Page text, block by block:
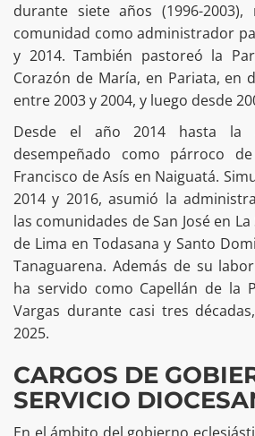
durante siete años (1996-
comunidad como administrador
y 2014. También pastoreó la
Corazón de María, en Pariata, en
entre 2003 y 2004, y luego desde
Desde el año 2014 hasta la
desempeñado como párroco
Francisco de Asís en Naiguatá.
2014 y 2016, asumió la
las comunidades de San José en La
de Lima en Todasana y Santo
Tanaguarena. Además de su
ha servido como Capellán de la
Vargas durante casi tres
2025.
CARGOS DE
SERVICIO